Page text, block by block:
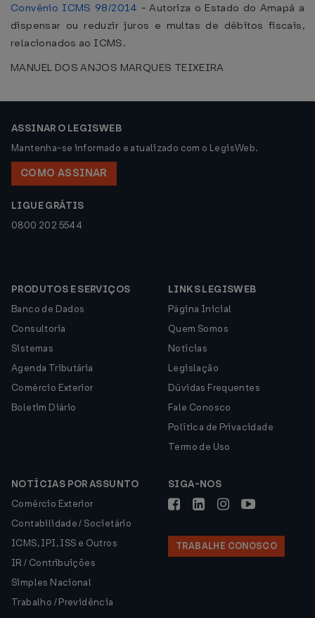
Convênio ICMS 98/2014 - Autoriza o Estado do Amapá a
dispensar ou reduzir juros e multas de débitos fiscais,
relacionados ao ICMS.
MANUEL DOS ANJOS MARQUES TEIXEIRA
ASSINAR O LEGISWEB
Mantenha-se informado e atualizado com o LegisWeb.
COMO ASSINAR
LIGUE GRÁTIS
0800 202 5544
PRODUTOS E SERVIÇOS
Banco de Dados
Consultoria
Sistemas
Agenda Tributária
Comércio Exterior
Boletim Diário
LINKS LEGISWEB
Página Inicial
Quem Somos
Notícias
Legislação
Dúvidas Frequentes
Fale Conosco
Política de Privacidade
Termo de Uso
NOTÍCIAS POR ASSUNTO
Comércio Exterior
Contabilidade / Societário
ICMS, IPI, ISS e Outros
IR / Contribuições
Simples Nacional
Trabalho / Previdência
SIGA-NOS
TRABALHE CONOSCO